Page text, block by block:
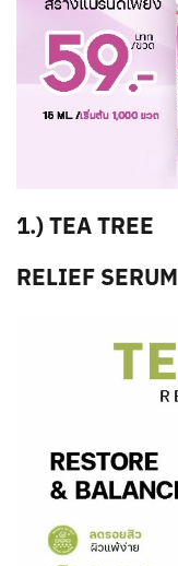
1.) TEA TREE
RELIEF SERUM